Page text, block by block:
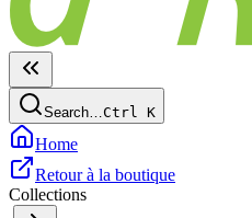
Search…Ctrl K
Home
Retour à la boutique
Collections